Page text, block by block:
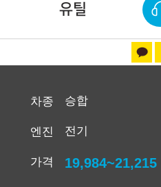
유틸
차종 승합
엔진 전기
가격 19,984~21,215